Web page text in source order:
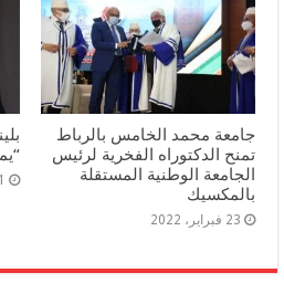
جامعة محمد الخامس بالرباط
تمنح الدكتوراه الفخرية لرئيس
الجامعة الوطنية المستقلة
بالمكسيك
23 فبراير، 2022
11